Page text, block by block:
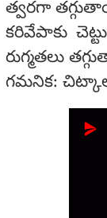
త్వరగా
కరివేపాకు
రుగ్మతలు
గమనిక: